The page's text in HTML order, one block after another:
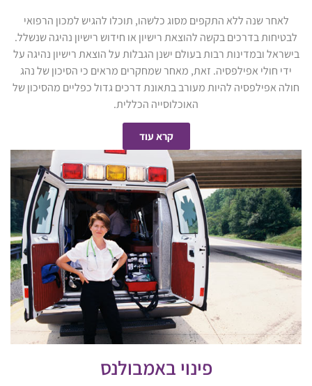
לאחר שנה ללא התקפים מסוג כלשהו, תוכלו להגיש למכון הרפואי
לבטיחות בדרכים בקשה להוצאת רישיון או חידוש רישיון נהיגה שנשלל.
בישראל ובמדינות רבות בעולם ישנן הגבלות על הוצאת רישיון נהיגה על
ידי חולי אפילפסיה. זאת, מאחר שמחקרים מראים כי הסיכון של נהג
חולה אפילפסיה להיות מעורב בתאונת דרכים גדול כפליים מהסיכון של
האוכלוסייה הכללית.
קרא עוד
פינוי באמבולנס